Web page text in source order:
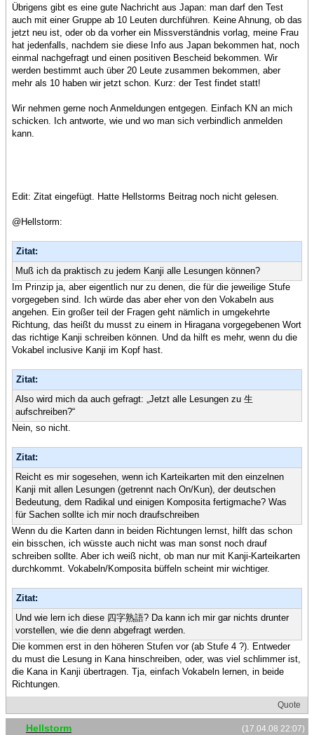
Übrigens gibt es eine gute Nachricht aus Japan: man darf den Test
auch mit einer Gruppe ab 10 Leuten durchführen. Keine Ahnung, ob das
jetzt neu ist, oder ob da vorher ein Missverständnis vorlag, meine Frau
hat jedenfalls, nachdem sie diese Info aus Japan bekommen hat, noch
einmal nachgefragt und einen positiven Bescheid bekommen. Wir
werden bestimmt auch über 20 Leute zusammen bekommen, aber
mehr als 10 haben wir jetzt schon. Kurz: der Test findet statt!
Wir nehmen gerne noch Anmeldungen entgegen. Einfach KN an mich
schicken. Ich antworte, wie und wo man sich verbindlich anmelden
kann.
Edit: Zitat eingefügt. Hatte Hellstorms Beitrag noch nicht gelesen.
@Hellstorm:
Zitat:
Muß ich da praktisch zu jedem Kanji alle Lesungen können?
Im Prinzip ja, aber eigentlich nur zu denen, die für die jeweilige Stufe
vorgegeben sind. Ich würde das aber eher von den Vokabeln aus
angehen. Ein großer teil der Fragen geht nämlich in umgekehrte
Richtung, das heißt du musst zu einem in Hiragana vorgegebenen Wort
das richtige Kanji schreiben können. Und da hilft es mehr, wenn du die
Vokabel inclusive Kanji im Kopf hast.
Zitat:
Also wird mich da auch gefragt: „Jetzt alle Lesungen zu 生
aufschreiben?“
Nein, so nicht.
Zitat:
Reicht es mir sogesehen, wenn ich Karteikarten mit den einzelnen
Kanji mit allen Lesungen (getrennt nach On/Kun), der deutschen
Bedeutung, dem Radikal und einigen Komposita fertigmache? Was
für Sachen sollte ich mir noch draufschreiben
Wenn du die Karten dann in beiden Richtungen lernst, hilft das schon
ein bisschen, ich wüsste auch nicht was man sonst noch drauf
schreiben sollte. Aber ich weiß nicht, ob man nur mit Kanji-Karteikarten
durchkommt. Vokabeln/Komposita büffeln scheint mir wichtiger.
Zitat:
Und wie lern ich diese 四字熟語? Da kann ich mir gar nichts drunter
vorstellen, wie die denn abgefragt werden.
Die kommen erst in den höheren Stufen vor (ab Stufe 4 ?). Entweder
du must die Lesung in Kana hinschreiben, oder, was viel schlimmer ist,
die Kana in Kanji übertragen. Tja, einfach Vokabeln lernen, in beide
Richtungen.
Quote
(17.04.08 22:07)
Hellstorm